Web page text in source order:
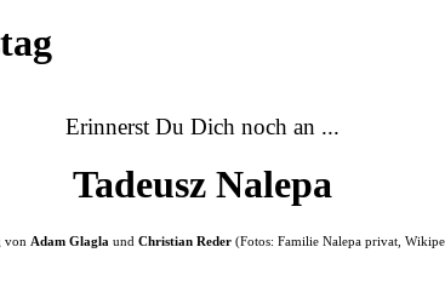
Erinnerst Du Dich noch an ...
Tadeusz Nalepa
von Adam Glagla und Christian Reder (Fotos: Familie Nalepa privat,